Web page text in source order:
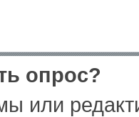
опрос?
или